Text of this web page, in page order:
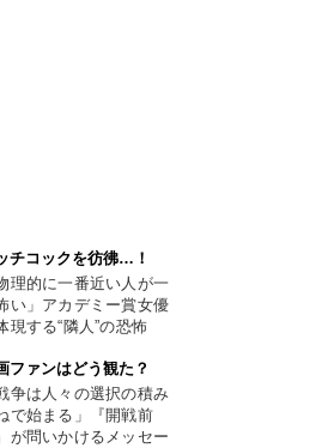
チコックを彷彿…！
理的に一番近い人が一
い」アカデミー賞女優
現する“隣人”の恐怖
ファンはどう観た？
争は人々の選択の積み
で始まる」『開戦前
が問いかけるメッセー